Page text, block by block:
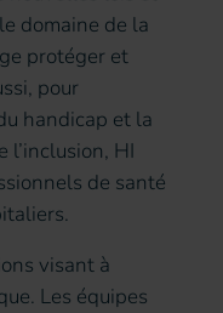
domaine de la
protéger et
pour
handicap et la
l’inclusion, HI
de santé
visant à
Les équipes